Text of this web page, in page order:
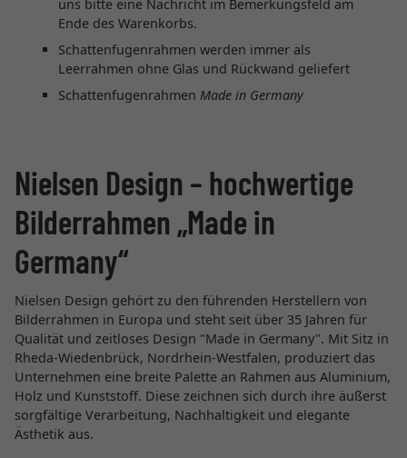
uns bitte eine Nachricht im Bemerkungsfeld am
Ende des Warenkorbs.
Schattenfugenrahmen werden immer als
Leerrahmen ohne Glas und Rückwand geliefert
Schattenfugenrahmen Made in Germany
Nielsen Design – hochwertige
Bilderrahmen „Made in
Germany“
Nielsen Design gehört zu den führenden Herstellern von
Bilderrahmen in Europa und steht seit über 35 Jahren für
Qualität und zeitloses Design "Made in Germany". Mit Sitz in
Rheda-Wiedenbrück, Nordrhein-Westfalen, produziert das
Unternehmen eine breite Palette an Rahmen aus Aluminium,
Holz und Kunststoff. Diese zeichnen sich durch ihre äußerst
sorgfältige Verarbeitung, Nachhaltigkeit und elegante
Ästhetik aus.